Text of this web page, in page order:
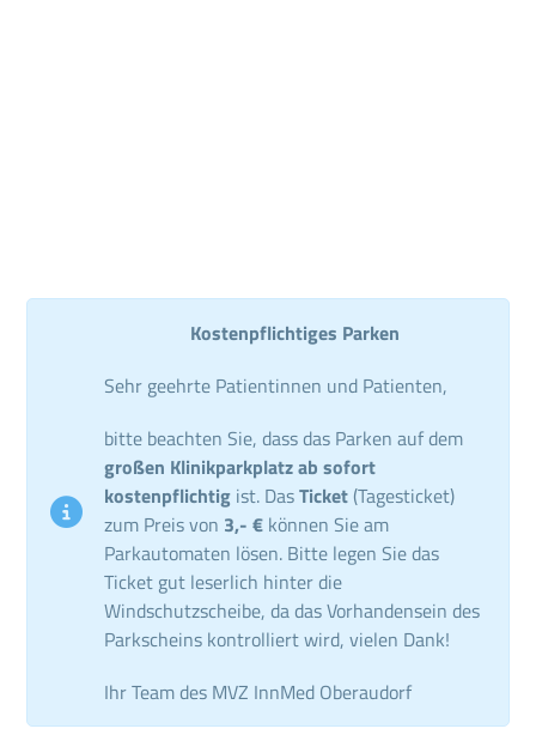
Kostenpflichtiges Parken
Sehr geehrte Patientinnen und Patienten,
bitte beachten Sie, dass das Parken auf dem
großen Klinikparkplatz ab sofort
kostenpflichtig ist. DasTicket (Tagesticket)
zum Preis von 3,- € können Sie am
Parkautomaten lösen. Bitte legen Sie das
Ticket gut leserlich hinter die
Windschutzscheibe, da das Vorhandensein des
Parkscheins kontrolliert wird, vielen Dank!
Ihr Team des MVZ InnMed Oberaudorf